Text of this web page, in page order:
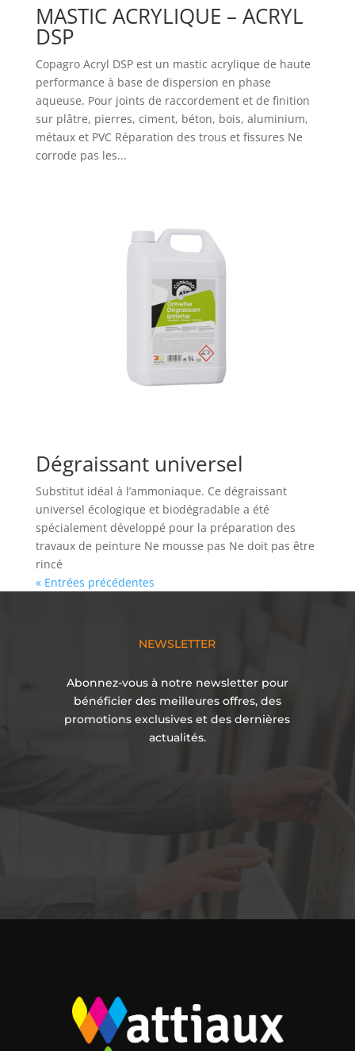
MASTIC ACRYLIQUE – ACRYL
DSP
Copagro Acryl DSP est un mastic acrylique de haute
performance à base de dispersion en phase
aqueuse. Pour joints de raccordement et de finition
sur plâtre, pierres, ciment, béton, bois, aluminium,
métaux et PVC Réparation des trous et fissures Ne
corrode pas les...
Dégraissant universel
Substitut idéal à l’ammoniaque. Ce dégraissant
universel écologique et biodégradable a été
spécialement développé pour la préparation des
travaux de peinture Ne mousse pas Ne doit pas être
rincé
« Entrées précédentes
NEWSLETTER
Abonnez-vous à notre newsletter pour
bénéficier des meilleures offres, des
promotions exclusives et des dernières
actualités.